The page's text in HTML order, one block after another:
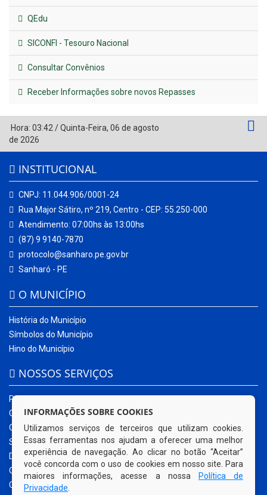
QEdu
SICONFI - Tesouro Nacional
Consultar Convênios
Receber Informações sobre novos Repasses
Hora: 03:42/Quinta-Feira, 06 de agosto
de 2026
INSTITUCIONAL
CNPJ: 11.044.906/0001-24
Rua Major Sátiro, nº 219, Centro - CEP: 55.250-000
Atendimento: 07:00hs às 13:00hs
(87) 9 9140-7870
protocolo@sanharo.pe.gov.br
Sanharó - PE
O MUNICÍPIO
História do Município
Símbolos do Município
Hino do Município
NOSSOS SERVIÇOS
Portal da Transparência
Carta de Serviços ao Usuário
Ouvidoria Municipal
Sistema Eletrônico – e-SIC
Diário Oficial
Quadro de Avisos
Contracheque Online
INFORMAÇÕES SOBRE COOKIES
Utilizamos serviços de terceiros que utilizam cookies.
Essas ferramentas nos ajudam a oferecer uma melhor
experiência de navegação. Ao clicar no botão “Aceitar”
você concorda com o uso de cookies em nosso site. Para
maiores informações, acesse a nossa
Política de
Privacidade